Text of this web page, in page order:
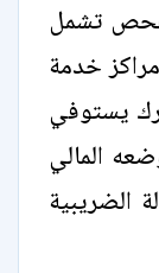
تشمل
خدمة
يستوفي
المالي
الضريبية